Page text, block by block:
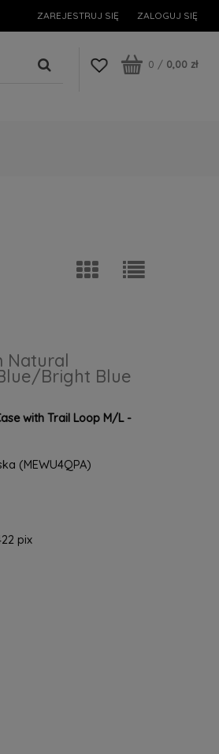
ZAREJESTRUJ SIĘ ZALOGUJ SIĘ
0 / 0,00 zł
Natural
Bright Blue
with Trail Loop M/L -
(MEWU4QPA)
pix